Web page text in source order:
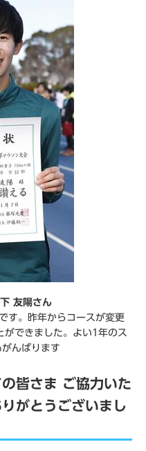
友陽さん
す。昨年からコースが変更
できました。よい1年のス
んばります
皆さま ご協力いた
がとうございまし